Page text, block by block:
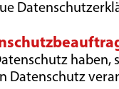
Datenschutz